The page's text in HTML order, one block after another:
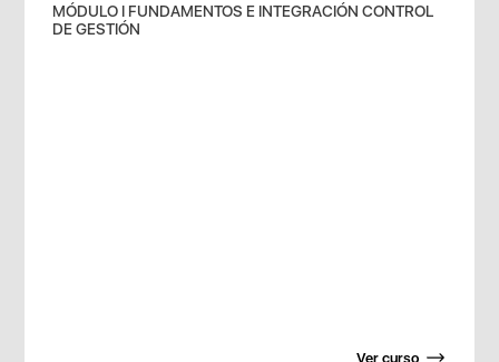
MÓDULO I FUNDAMENTOS E INTEGRACIÓN CONTROL
DE GESTIÓN
Ver curso